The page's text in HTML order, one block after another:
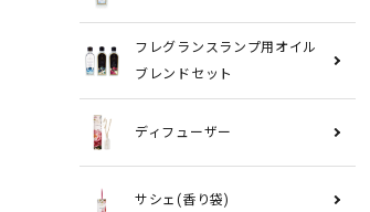
フレグランスランプ用オイル
ブレンドセット
ディフューザー
サシェ(香り袋)